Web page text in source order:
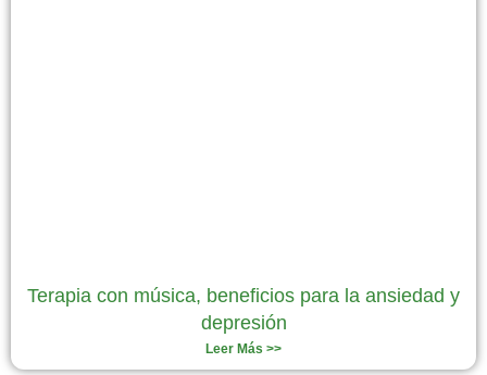
Terapia con música, beneficios para la ansiedad y
depresión
Leer Más >>